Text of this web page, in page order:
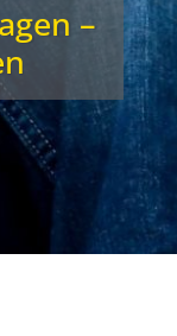
–